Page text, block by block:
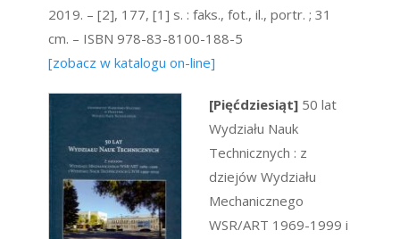
2019. – [2], 177, [1] s. : faks., fot., il., portr. ; 31
cm. – ISBN 978-83-8100-188-5
[zobacz w katalogu on-line]
[Pięćdziesiąt] 50 lat
Wydziału Nauk
Technicznych : z
dziejów Wydziału
Mechanicznego
WSR/ART 1969-1999 i